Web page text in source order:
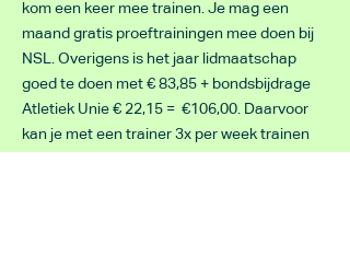
kom een keer mee trainen. Je mag een
maand gratis proeftrainingen mee doen bij
NSL. Overigens is het jaar lidmaatschap
goed te doen met € 83,85 + bondsbijdrage
Atletiek Unie € 22,15 = €106,00. Daarvoor
kan je met een trainer 3x per week trainen